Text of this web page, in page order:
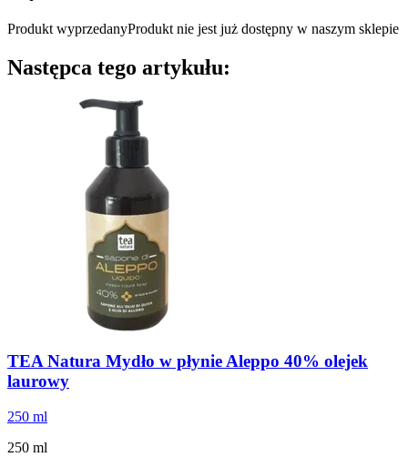
Produkt wyprzedanyProdukt nie jest już dostępny w naszym sklepie
Następca tego artykułu:
TEA Natura Mydło w płynie Aleppo 40% olejek
laurowy
250 ml
250 ml